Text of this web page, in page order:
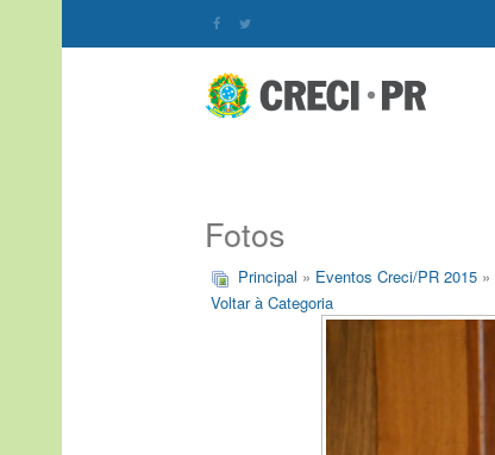
Fotos
Principal » Eventos Creci/PR 2015 »
Voltar à Categoria